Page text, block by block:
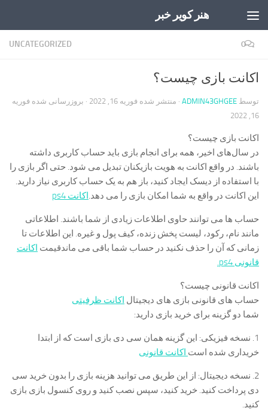
هنر کویر خبر
UNCATEGORIZED 0
اکانت بازی چیست؟
توسط ADMIN43GHGEE · منتشر شده فوریه 16, 2022 · بروزرسانی شده فوریه
16, 2022
اکانت بازی چیست؟
در سال‌های اخیر، همه برای انجام بازی باید حساب کاربری داشته
باشند. در واقع اکانت به هویت بازیکنان تبدیل می شود. حتی اگر بازی را
با استفاده از دیسک ایجاد کنید، باز هم به یک حساب کاربری نیاز دارید.
این اکانت در واقع به شما امکان بازی را می دهد.اکانت ps4
حساب ها می توانند حاوی اطلاعات زیادی از شما باشند. اطلاعاتی
مانند نام، رکود، لیست پخش زنده، کیف پول و غیره. این اطلاعات تا
زمانی که آن را حذف نکنید در حساب شما باقی می ماندقیمت اکانت
قانونی ps4.
اکانت قانونی چیست؟
حساب های قانونی بازی های دیجیتال اکانت ظرفیتی
شما دو گزینه برای خرید بازی دارید:
1. نسخه فیزیکی: این گزینه همان سی دی بازی است که از ابتدا
خریداری شده است اکانت قانونی
2. نسخه دیجیتال: از این طریق می توانید هزینه بازی را بدون خرید سی
دی پرداخت کنید. خرید کنید، سپس نصب کنید و روی کنسول بازی بازی
کنید.